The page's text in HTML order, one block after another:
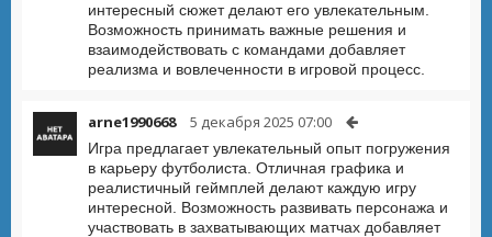
интересный сюжет делают его увлекательным.
Возможность принимать важные решения и
взаимодействовать с командами добавляет
реализма и вовлеченности в игровой процесс.
arne1990668 5 декабря 2025 07:00
Игра предлагает увлекательный опыт погружения
в карьеру футболиста. Отличная графика и
реалистичный геймплей делают каждую игру
интересной. Возможность развивать персонажа и
участвовать в захватывающих матчах добавляет